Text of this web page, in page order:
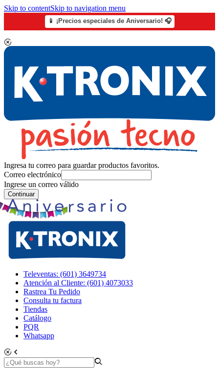
Skip to contentSkip to navigation menu
📱 ¡Precios especiales de Aniversario! 🎧
Ingresa tu correo para guardar productos favoritos.
Correo electrónico
Ingrese un correo válido
Continuar
Televentas: (601) 3649734
Atención al Cliente: (601) 4073033
Rastrea Tu Pedido
Consulta tu factura
Tiendas
Catálogo
PQR
Whatsapp